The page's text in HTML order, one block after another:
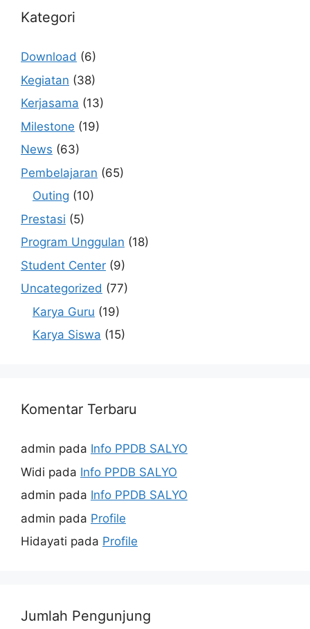
Kategori
Download (6)
Kegiatan (38)
Kerjasama (13)
Milestone (19)
News (63)
Pembelajaran (65)
Outing (10)
Prestasi (5)
Program Unggulan (18)
Student Center (9)
Uncategorized (77)
Karya Guru (19)
Karya Siswa (15)
Komentar Terbaru
admin pada Info PPDB SALYO
Widi pada Info PPDB SALYO
admin pada Info PPDB SALYO
admin pada Profile
Hidayati pada Profile
Jumlah Pengunjung